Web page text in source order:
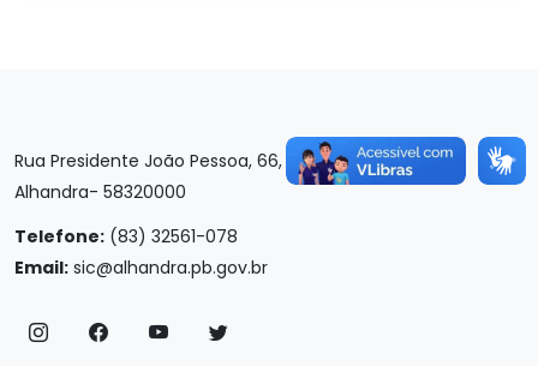
Rua Presidente João Pessoa, 66, Centro
Alhandra- 58320000
Telefone: (83) 32561-078
Email: sic@alhandra.pb.gov.br